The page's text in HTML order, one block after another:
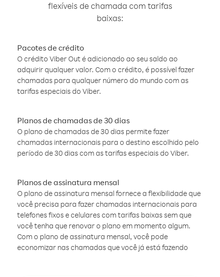
flexíveis de chamada com tarifas
baixas:
Pacotes de crédito
O crédito Viber Out é adicionado ao seu saldo ao
adquirir qualquer valor. Com o crédito, é possível fazer
chamadas para qualquer número do mundo com as
tarifas especiais do Viber.
Planos de chamadas de 30 dias
O plano de chamadas de 30 dias permite fazer
chamadas internacionais para o destino escolhido pelo
período de 30 dias com as tarifas especiais do Viber.
Planos de assinatura mensal
O plano de assinatura mensal fornece a flexibilidade que
você precisa para fazer chamadas internacionais para
telefones fixos e celulares com tarifas baixas sem que
você tenha que renovar o plano em momento algum.
Com o plano de assinatura mensal, você pode
economizar nas chamadas que você já está fazendo